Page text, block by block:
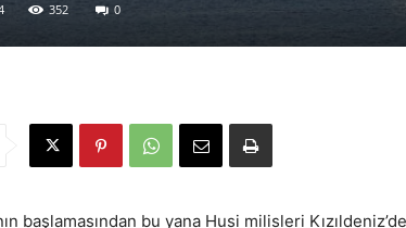
352 0
başlamasından bu yana Husi milisleri